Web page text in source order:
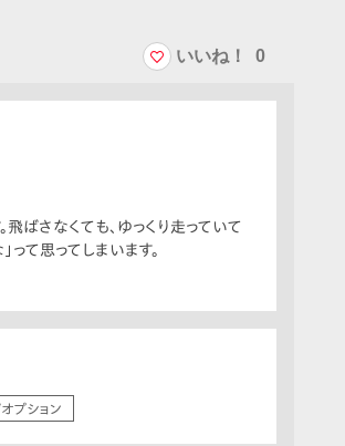
いいね！ 0
ばさなくても、ゆっくり走っていて
って思ってしまいます。
プション